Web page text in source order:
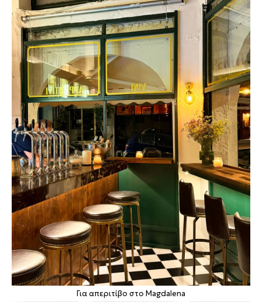
Για απεριτίβο στο Magdalena